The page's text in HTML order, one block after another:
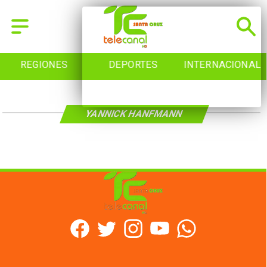
REGIONES DEPORTES INTERNACIONAL
YANNICK HANFMANN